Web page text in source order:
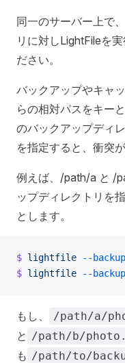
同一のサーバー上で
リに対しLightFileを
ださい。
バックアップやキャ
らの相対パスをキー
のバックアップディ
を指定すると、衝突
例えば、/path/a と /
ップディレクトリを
とします。
$ lightfile --
$ lightfile --
もし、 /path/a/
と /path/b/
も /path/to/